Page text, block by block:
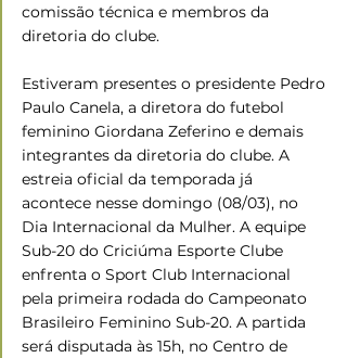
comissão técnica e membros da
diretoria do clube.
Estiveram presentes o presidente Pedro
Paulo Canela, a diretora do futebol
feminino Giordana Zeferino e demais
integrantes da diretoria do clube. A
estreia oficial da temporada já
acontece nesse domingo (08/03), no
Dia Internacional da Mulher. A equipe
Sub-20 do Criciúma Esporte Clube
enfrenta o Sport Club Internacional
pela primeira rodada do Campeonato
Brasileiro Feminino Sub-20. A partida
será disputada às 15h, no Centro de